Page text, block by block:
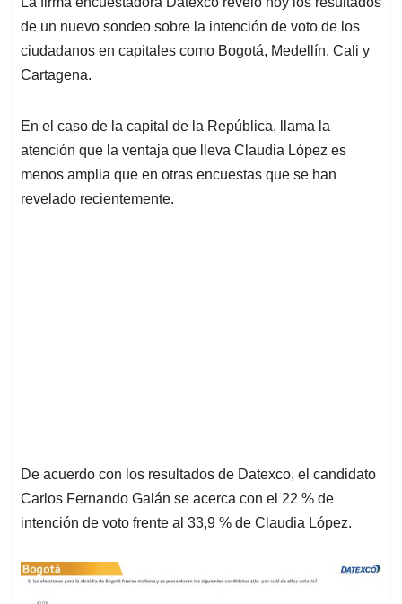
s
A
p
p
b
o
o
k
e
d
I
l
a
d
s
de un nuevo sondeo sobre la intención de voto de los
ciudadanos en capitales como Bogotá, Medellín, Cali y
Cartagena.
En el caso de la capital de la República, llama la
atención que la ventaja que lleva Claudia López es
menos amplia que en otras encuestas que se han
revelado recientemente.
De acuerdo con los resultados de Datexco, el candidato
Carlos Fernando Galán se acerca con el 22 % de
intención de voto frente al 33,9 % de Claudia López.